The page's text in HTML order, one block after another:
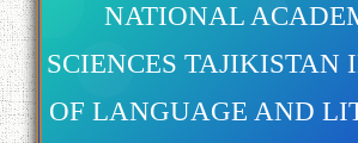
NATIONAL
SCIENCES TAJIKISTAN
OF LANGUAGE AND